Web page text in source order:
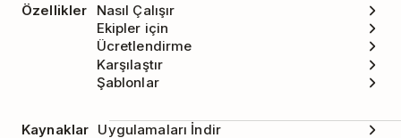
Özellikler
Nasıl Çalışır
Ekipler için
Ücretlendirme
Karşılaştır
Şablonlar
Kaynaklar Uygulamaları İndir